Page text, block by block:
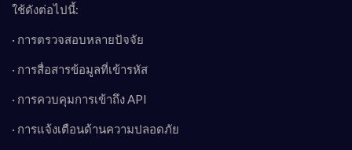
ใช้ดังต่อไปนี้:
· การตรวจสอบหลายปัจจัย
· การสื่อสารข้อมูลที่เข้ารหัส
· การควบคุมการเข้าถึง API
· การแจ้งเตือนด้านความปลอดภัย